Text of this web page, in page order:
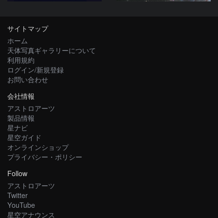
サイトマップ
ホーム
天体写真ギャラリーについて
利用規約
ログイン/新規登録
お問い合わせ
会社情報
アストロアーツ
製品情報
星ナビ
星空ガイド
オンラインショップ
プライバシー・ポリシー
Follow
アストロアーツ
Twitter
YouTube
星空アナウンス